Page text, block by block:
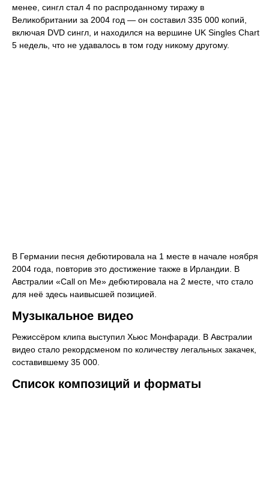
менее, сингл стал 4 по распроданному тиражу в
Великобритании за 2004 год — он составил 335 000 копий,
включая DVD сингл, и находился на вершине UK Singles Chart
5 недель, что не удавалось в том году никому другому.
В Германии песня дебютировала на 1 месте в начале ноября
2004 года, повторив это достижение также в Ирландии. В
Австралии «Call on Me» дебютировала на 2 месте, что стало
для неё здесь наивысшей позицией.
Музыкальное видео
Режиссёром клипа выступил Хьюс Монфаради. В Австралии
видео стало рекордсменом по количеству легальных закачек,
составившему 35 000.
Список композиций и форматы